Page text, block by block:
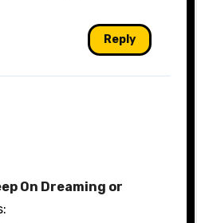
Reply
On Dreaming or